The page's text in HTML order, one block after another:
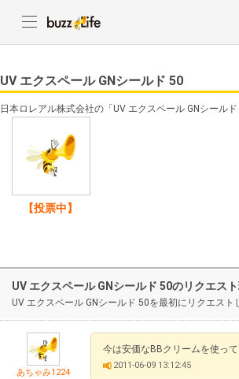
UV エクスペール GNシールド 50
日本ロレアル株式会社の「UV エクスペール GNシール
【投票中】
UV エクスペール GNシールド 50のリクエス
UV エクスペール GNシールド 50を最初にリクエスト
あちゃみ1224
今は安価なBBクリームを使っ
2011-06-09 13:12:45